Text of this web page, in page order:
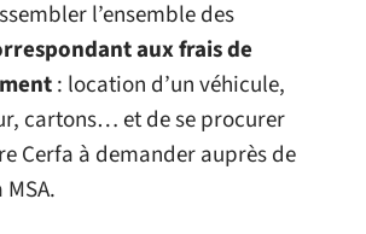
l’ensemble des
aux frais de
: location d’un véhicule,
cartons… et de se procurer
Cerfa à demander auprès de
MSA.